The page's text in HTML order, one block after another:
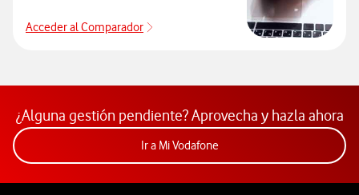
Acceder al Comparador
Acceder al Comparador
¿Alguna gestión pendiente? Aprovecha y hazla ahora
Ir a Mi VodafoneAcceder a la app Mi